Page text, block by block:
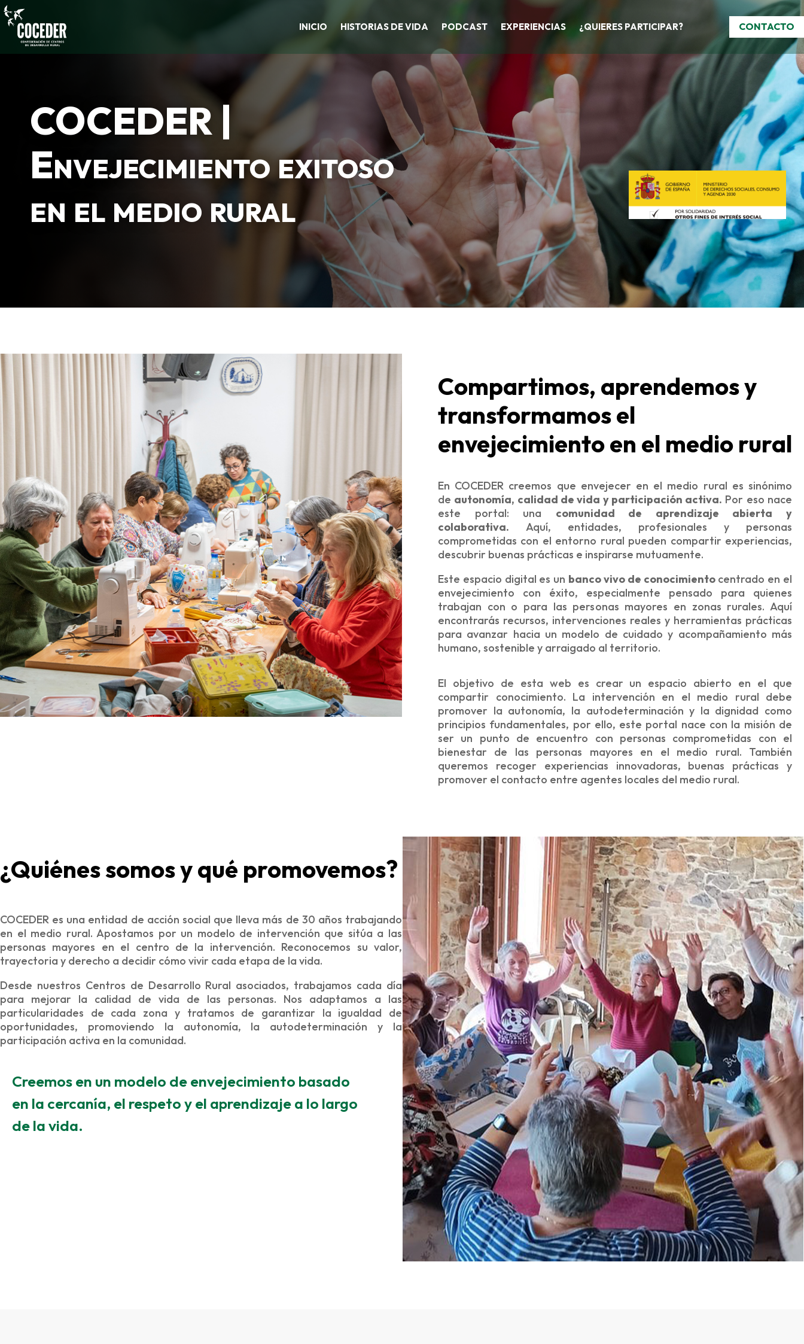
INICIO HISTORIAS DE VIDA PODCAST EXPERIENCIAS ¿QUIERES PARTICIPAR? CONTACTO
COCEDER |
Envejecimiento exitoso
en el medio rural
Compartimos, aprendemos y
transformamos el
envejecimiento en el medio rural
En COCEDER creemos que envejecer en el medio rural es sinónimo
de autonomía, calidad de vida y participación activa. Por eso nace
este portal: una comunidad de aprendizaje abierta y
colaborativa. Aquí, entidades, profesionales y personas
comprometidas con el entorno rural pueden compartir experiencias,
descubrir buenas prácticas e inspirarse mutuamente.
Este espacio digital es un banco vivo de conocimientocentrado en el
envejecimiento con éxito, especialmente pensado para quienes
trabajan con o para las personas mayores en zonas rurales. Aquí
encontrarás recursos, intervenciones reales y herramientas prácticas
para avanzar hacia un modelo de cuidado y acompañamiento más
humano, sostenible y arraigado al territorio.
El objetivo de esta web es crear un espacio abierto en el que
compartir conocimiento. La intervención en el medio rural debe
promover la autonomía, la autodeterminación y la dignidad como
principios fundamentales, por ello, este portal nace con la misión de
ser un punto de encuentro con personas comprometidas con el
bienestar de las personas mayores en el medio rural. También
queremos recoger experiencias innovadoras, buenas prácticas y
promover el contacto entre agentes locales del medio rural.
¿Quiénes somos y qué promovemos?
COCEDER es una entidad de acción social que lleva más de 30 años trabajando
en el medio rural. Apostamos por un modelo de intervención que sitúa a las
personas mayores en el centro de la intervención. Reconocemos su valor,
trayectoria y derecho a decidir cómo vivir cada etapa de la vida.
Desde nuestros Centros de Desarrollo Rural asociados, trabajamos cada día
para mejorar la calidad de vida de las personas. Nos adaptamos a las
particularidades de cada zona y tratamos de garantizar la igualdad de
oportunidades, promoviendo la autonomía, la autodeterminación y la
participación activa en la comunidad.
Creemos en un modelo de envejecimiento basado
en la cercanía, el respeto y el aprendizaje a lo largo
de la vida.